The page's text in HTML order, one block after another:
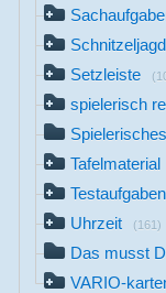
Schnitzeljagd
Setzleiste
spielerisch
Tafelmaterial
Testaufgaben
Uhrzeit (161)
Das musst
VARIO-